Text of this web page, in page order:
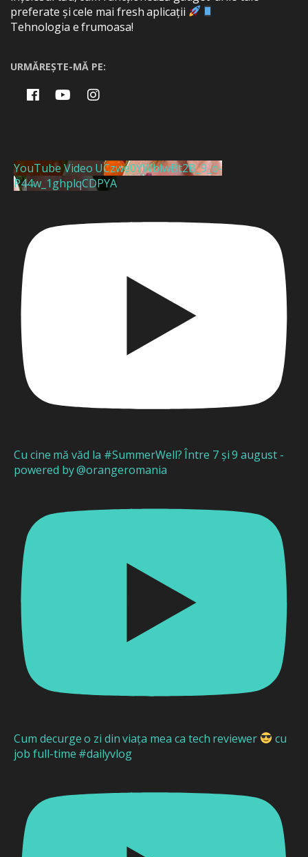
preferate și cele mai fresh aplicații
Tehnologia e frumoasa!
URMĂREȘTE-MĂ PE:
YouTube Video UCzwe0YWblwBt2B_9_d-
P44w_1ghplqCDPYA
Cu cine mă văd la #SummerWell? Între 7 și 9 august -
powered by @orangeromania
Cum decurge o zi din viața mea ca tech reviewer
cu
job full-time #dailyvlog